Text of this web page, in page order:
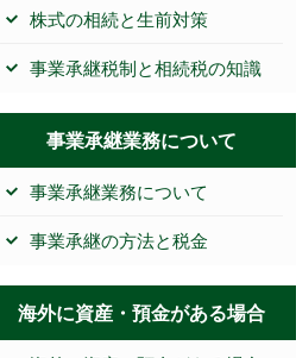
株式の相続と生前対策
事業承継税制と相続税の知識
事業承継業務について
事業承継業務について
事業承継の方法と税金
海外に資産・預金がある場合